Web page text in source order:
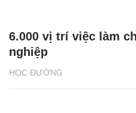
HỌC ĐƯỜNG
6.000 vị trí việc làm
nghiệp